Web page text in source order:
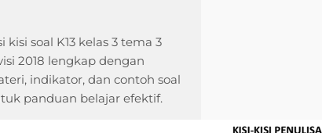
kisi soal K13 kelas 3 tema 3
2018 lengkap dengan
indikator, dan contoh soal
panduan belajar efektif.